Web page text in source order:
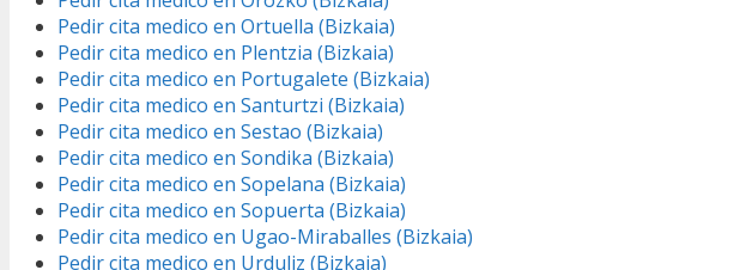
Pedir cita medico en Ortuella (Bizkaia)
Pedir cita medico en Plentzia (Bizkaia)
Pedir cita medico en Portugalete (Bizkaia)
Pedir cita medico en Santurtzi (Bizkaia)
Pedir cita medico en Sestao (Bizkaia)
Pedir cita medico en Sondika (Bizkaia)
Pedir cita medico en Sopelana (Bizkaia)
Pedir cita medico en Sopuerta (Bizkaia)
Pedir cita medico en Ugao-Miraballes (Bizkaia)
Pedir cita medico en Urduliz (Bizkaia)